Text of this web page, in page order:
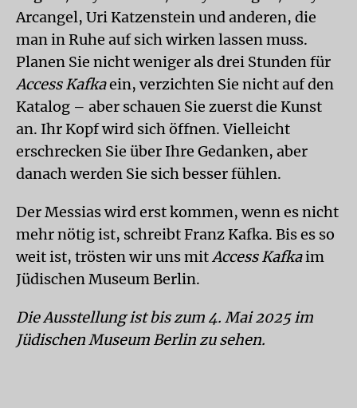
Arcangel, Uri Katzenstein und anderen, die
man in Ruhe auf sich wirken lassen muss.
Planen Sie nicht weniger als drei Stunden für
Access Kafkaein, verzichten Sie nicht auf den
Katalog – aber schauen Sie zuerst die Kunst
an. Ihr Kopf wird sich öffnen. Vielleicht
erschrecken Sie über Ihre Gedanken, aber
danach werden Sie sich besser fühlen.
Der Messias wird erst kommen, wenn es nicht
mehr nötig ist, schreibt Franz Kafka. Bis es so
weit ist, trösten wir uns mitAccess Kafkaim
Jüdischen Museum Berlin.
Die Ausstellung ist bis zum 4. Mai 2025 im
Jüdischen Museum Berlin zu sehen.